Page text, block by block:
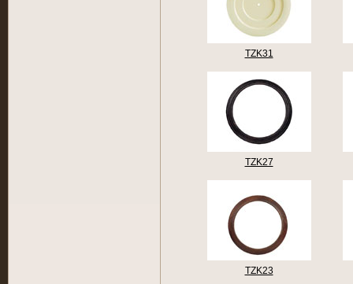
TZK31
TZK27
TZK23